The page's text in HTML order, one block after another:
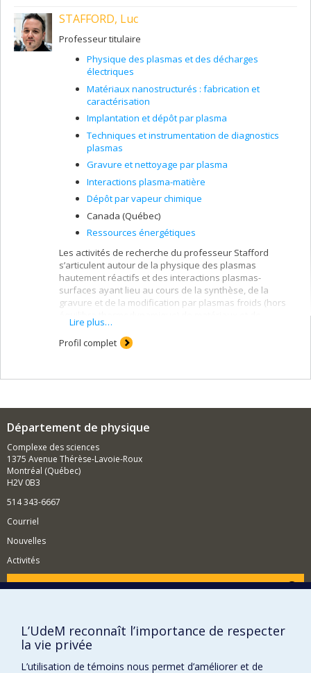
diagnostic dont ceux faisant appel aux lasers
STAFFORD, Luc
Professeur titulaire
Physique des plasmas et des décharges
électriques
Matériaux nanostructurés : fabrication et
caractérisation
Implantation et dépôt par plasma
Techniques et instrumentation de diagnostics
plasmas
Gravure et nettoyage par plasma
Interactions plasma-matière
Dépôt par vapeur chimique
Canada (Québec)
Ressources énergétiques
Les activités de recherche du professeur Stafford
s’articulent autour de la physique des plasmas
hautement réactifs et des interactions plasmas-
surfaces ayant lieu au cours de la synthèse, de la
gravure et de la modification par plasmas froids (hors
nanomatériaux. Plus spécifiquement, la recherche
s’oriente selon trois volets : i) Mise au point et
diagnostics de sources avancées de plasmas froids
atmosphérique, (ii) Développement de nouveaux
développement économique du Québec et du Canada,
production industrielle, de la valorisation des
ressources naturelles, de l'énergie et du
développement durable.
Lire plus…
Profil complet
Département de physique
Complexe des sciences
1375 Avenue Thérèse-Lavoie-Roux
Montréal (Québec)
H2V 0B3
514 343-6667
Courriel
Nouvelles
Activités
Comment soutenir le Département?
Plan du site
Signaler une erreur
Accessibilité
L’UdeM reconnaît l’importance de respecter
la vie privée
L’utilisation de témoins nous permet d’améliorer et de